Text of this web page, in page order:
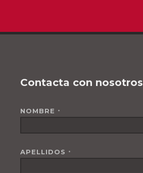
Contacta con nosotros
NOMBRE *
APELLIDOS *